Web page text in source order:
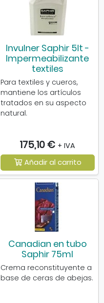
Invulner Saphir 5lt -
Impermeabilizante
textiles
Para textiles y cueros,
mantiene los artículos
tratados en su aspecto
natural.
175,10 € + IVA
Añadir al carrito
Canadian en tubo
Saphir 75ml
Crema reconstituyente a
base de ceras de abejas.